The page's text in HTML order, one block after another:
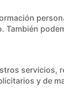
servicios,
y de